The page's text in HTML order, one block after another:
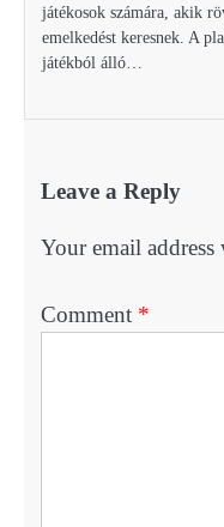
játékosok számára, akik
emelkedést keresnek. A
játékból álló…
Leave a Reply
Your email
Comment *